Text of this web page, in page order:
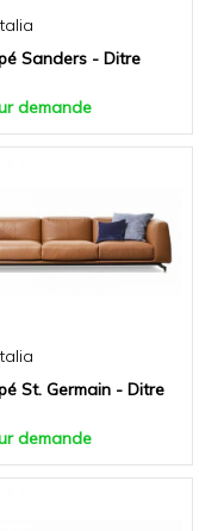
Sanders - Ditre
demande
St. Germain - Ditre
demande